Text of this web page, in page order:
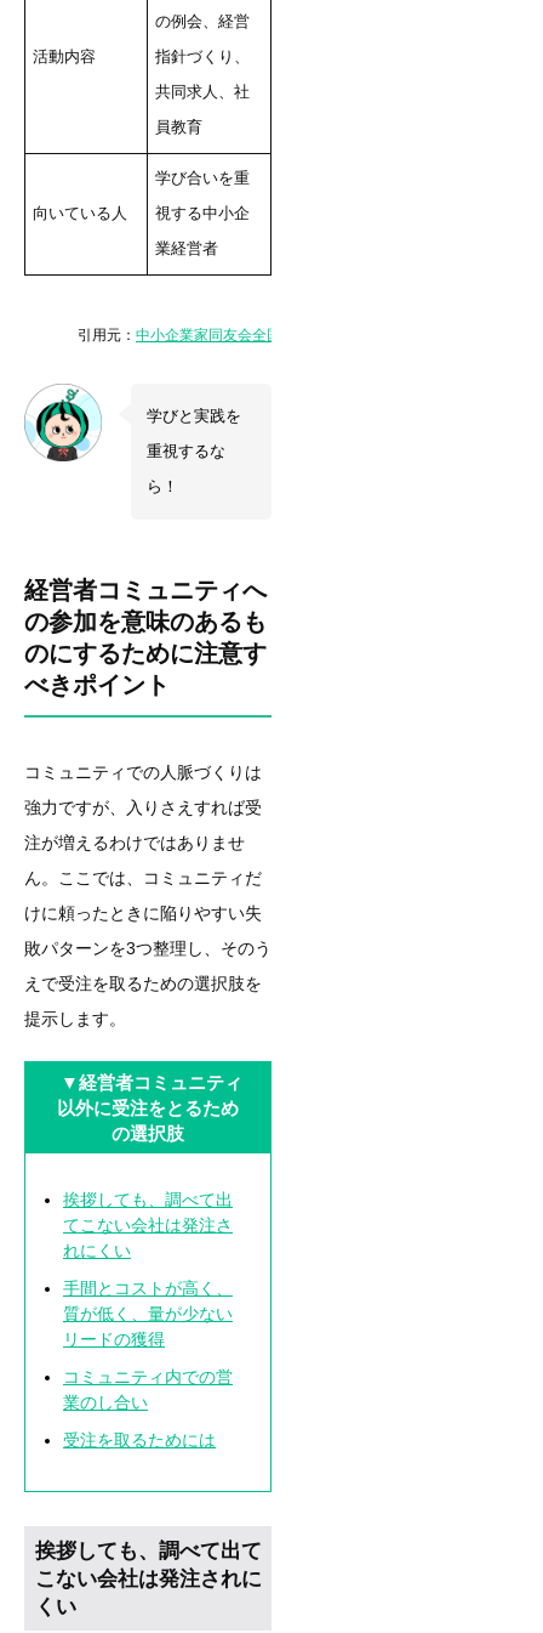
活動内容
の例会、経営
指針づくり、
共同求人、社
員教育
向いている人
学び合いを重
視する中小企
業経営者
引用元： 中小企業家同友会全国協議会
学びと実践を
重視するな
ら！
経営者コミュニティへ
の参加を意味のあるも
のにするために注意す
べきポイント
コミュニティでの人脈づくりは
強力ですが、入りさえすれば受
注が増えるわけではありませ
ん。ここでは、コミュニティだ
けに頼ったときに陥りやすい失
敗パターンを3つ整理し、そのう
えで受注を取るための選択肢を
提示します。
▼経営者コミュニティ
以外に受注をとるため
の選択肢
挨拶しても、調べて出
てこない会社は発注さ
れにくい
手間とコストが高く、
質が低く、量が少ない
リードの獲得
コミュニティ内での営
業のし合い
受注を取るためには
挨拶しても、調べて出て
こない会社は発注されに
くい